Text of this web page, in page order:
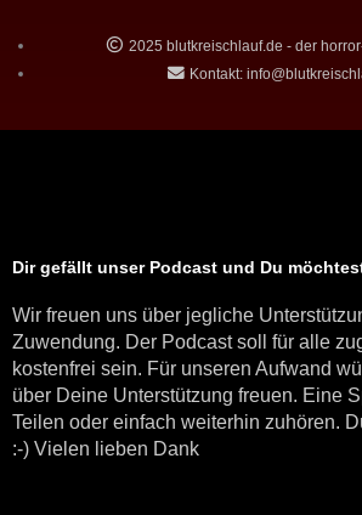
2025 blutkreischlauf.de - der
Kontakt:
Dir gefällt unser Podcast und Du
Wir freuen uns über jegliche
Zuwendung. Der Podcast soll für alle
kostenfrei sein. Für unseren Aufwand
über Deine Unterstützung freuen. Eine
Teilen oder einfach weiterhin zuhören.
:-) Vielen lieben Dank